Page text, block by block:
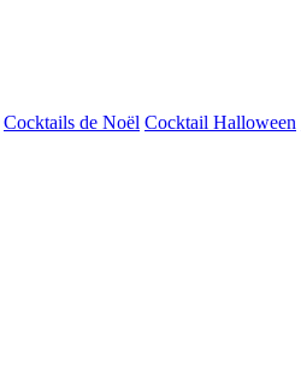
Cocktails de Noël Cocktail Halloween